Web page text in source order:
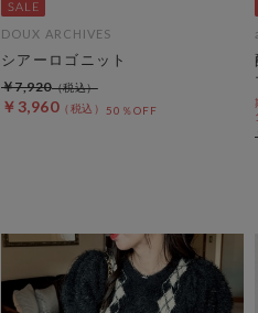
DOUX ARCHIVES
シアーロゴニット
￥3,960 50％OFF
￥7,920